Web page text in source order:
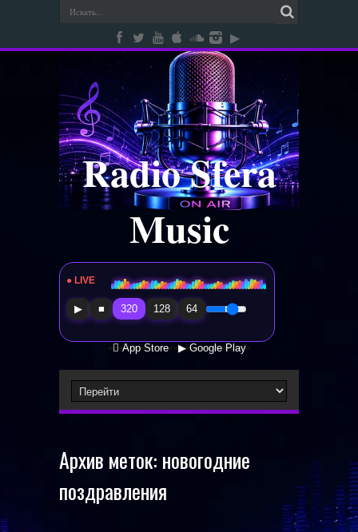
Radio Sfera
Music
● LIVE Radio Sfera Music
▶ ■ 320 128 64
 App Store ▶ Google Play
Архив меток: новогодние
поздравления